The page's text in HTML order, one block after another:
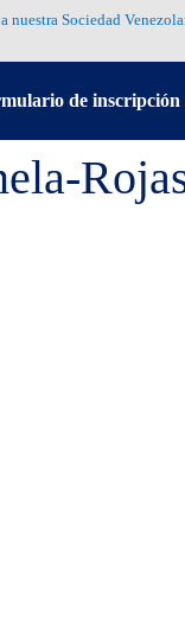
nuestra Sociedad
de inscripción